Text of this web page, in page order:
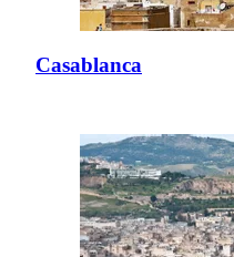
Casablanca